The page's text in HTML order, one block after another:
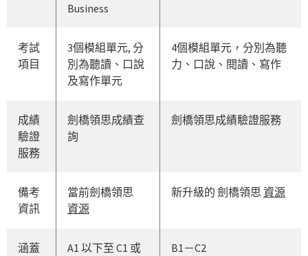
Business
考試
項目
3個模組單元, 分
別為聽讀、口說
及寫作單元
4個模組單元，分別為聽
力、口說、閱讀、寫作
成績
驗證
服務
劍橋領思成績查
詢
劍橋領思成績驗證服務
備考
資訊
當前劍橋領思
資源
新升級的 劍橋領思 資源
涵蓋
A1 以下至 C1 或
B1－C2